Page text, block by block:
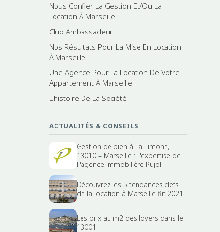
Nous Confier La Gestion Et/Ou La
Location À Marseille
Club Ambassadeur
Nos Résultats Pour La Mise En Location
À Marseille
Une Agence Pour La Location De Votre
Appartement À Marseille
L'histoire De La Société
ACTUALITÉS & CONSEILS
Gestion de bien à La Timone,
13010 – Marseille : l''expertise de
l''agence immobilière Pujol
Découvrez les 5 tendances clefs
de la location à Marseille fin 2021
Les prix au m2 des loyers dans le
13001